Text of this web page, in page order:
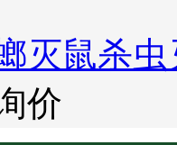
灭鼠杀
价